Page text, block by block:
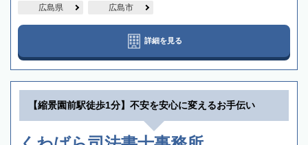
広島県 広島市
詳細を見る
【縮景園前駅徒歩1分】不安を安心に変えるお手伝い